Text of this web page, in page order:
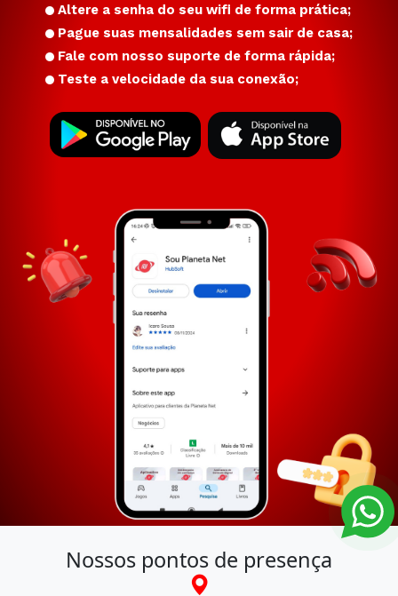
Altere a senha do seu wifi de forma prática;
Pague suas mensalidades sem sair de casa;
Fale com nosso suporte de forma rápida;
Teste a velocidade da sua conexão;
Nossos pontos de presença